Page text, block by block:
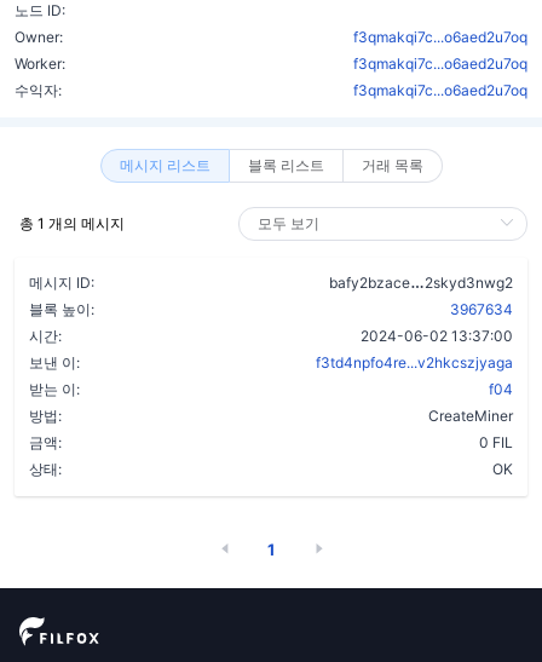
노드 ID:
Owner:
f3qmakqi7c...o6aed2u7oq
Worker:
f3qmakqi7c...o6aed2u7oq
수익자:
f3qmakqi7c...o6aed2u7oq
메시지 리스트 블록 리스트 거래 목록
총 1 개의 메시지
메시지 ID: bafy2bzace
2skyd3nwg2
블록 높이:
3967634
시간:
2024-06-02 13:37:00
보낸 이:
f3td4npfo4re...v2hkcszjyaga
받는 이:
f04
방법:
CreateMiner
금액:
0 FIL
상태:
OK
1